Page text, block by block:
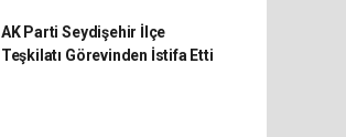
AK Parti Seydişehir İlçe
Teşkilatı Görevinden İstifa Etti